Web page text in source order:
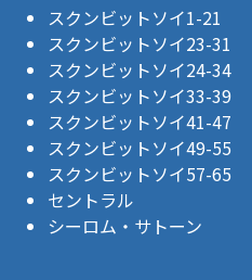
スクンビットソイ1-21
スクンビットソイ23-31
スクンビットソイ24-34
スクンビットソイ33-39
スクンビットソイ41-47
スクンビットソイ49-55
スクンビットソイ57-65
セントラル
シーロム・サトーン